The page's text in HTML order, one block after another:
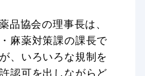
品協会の理事長は、
麻薬対策課の課長で
、いろいろな規制を
認可を出しながらど